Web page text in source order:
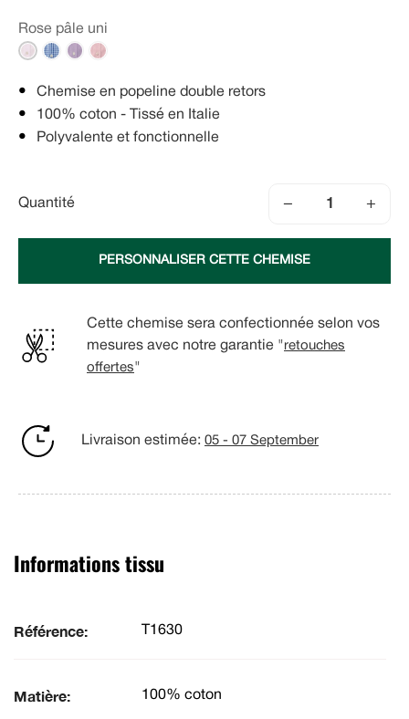
Rose pâle uni
Chemise en popeline double retors
100% coton - Tissé en Italie
Polyvalente et fonctionnelle
Quantité − +
PERSONNALISER CETTE CHEMISE
Cette chemise sera confectionnée selon vos
mesures avec notre garantie " retouches
offertes"
Livraison estimée: 05 - 07 September
Informations tissu
Référence: T1630
Matière: 100% coton